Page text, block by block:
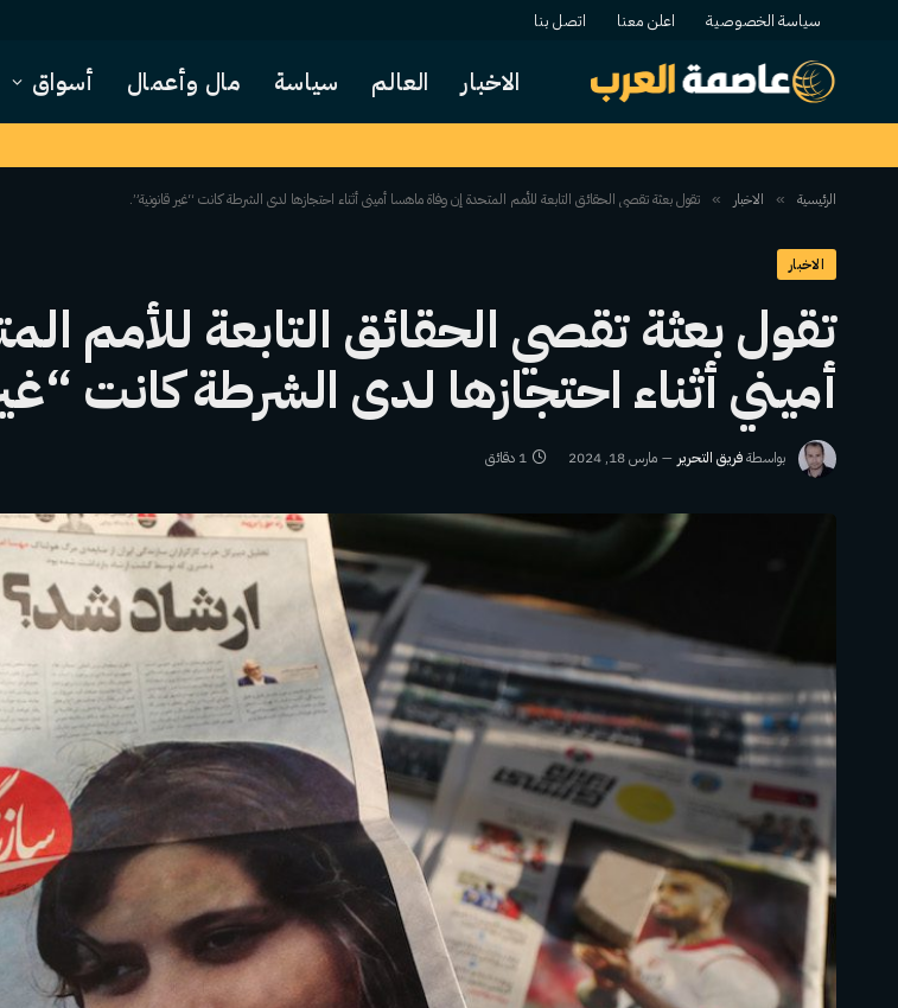
سياسة الخصوصية اعلن معنا اتصل بنا
الاخبار العالم سياسة مال وأعمال أسواق
الرئيسية » الاخبار » تقول بعثة تقصي الحقائق التابعة للأمم المتحدة إن وفاة ماهسا أميني أثناء احتجازها لدى الشرطة كانت “غير قانونية”.
الاخبار
تقول بعثة تقصي الحقائق التابعة للأمم
أميني أثناء احتجازها لدى الشرطة كانت
بواسطةفريق التحرير مارس 18, 2024 1 دقائق